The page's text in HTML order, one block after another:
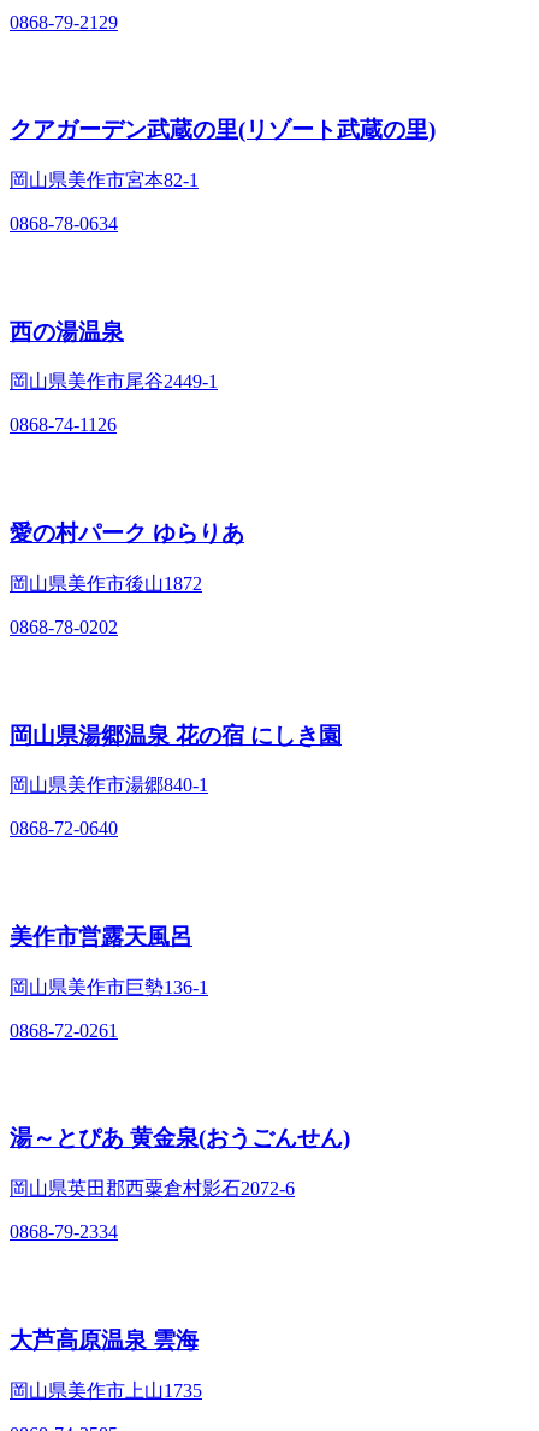
0868-79-2129
クアガーデン武蔵の里(リゾート武蔵の里)
岡山県美作市宮本82-1
0868-78-0634
西の湯温泉
岡山県美作市尾谷2449-1
0868-74-1126
愛の村パーク ゆらりあ
岡山県美作市後山1872
0868-78-0202
岡山県湯郷温泉 花の宿 にしき園
岡山県美作市湯郷840-1
0868-72-0640
美作市営露天風呂
岡山県美作市巨勢136-1
0868-72-0261
湯～とぴあ 黄金泉(おうごんせん)
岡山県英田郡西粟倉村影石2072-6
0868-79-2334
大芦高原温泉 雲海
岡山県美作市上山1735